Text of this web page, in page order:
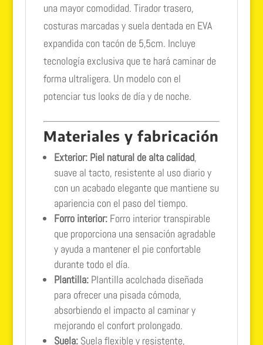
una mayor comodidad. Tirador trasero,
costuras marcadas y suela dentada en EVA
expandida con tacón de 5,5cm. Incluye
tecnología exclusiva que te hará caminar de
forma ultraligera. Un modelo con el
potenciar tus looks de día y de noche.
Materiales y fabricación
Exterior: Piel natural de alta calidad,
suave al tacto, resistente al uso diario y
con un acabado elegante que mantiene su
apariencia con el paso del tiempo.
Forro interior:Forro interior transpirable
que proporciona una sensación agradable
y ayuda a mantener el pie confortable
durante todo el día.
Plantilla:Plantilla acolchada diseñada
para ofrecer una pisada cómoda,
absorbiendo el impacto al caminar y
mejorando el confort prolongado.
Suela:Suela flexible y resistente,